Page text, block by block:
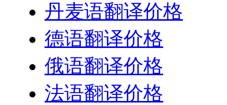
丹麦语翻译价格
德语翻译价格
俄语翻译价格
法语翻译价格